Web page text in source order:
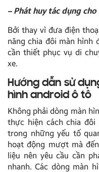
– Phát huy tác dụng
Bởi thay vì đưa điện
năng chia đôi màn hình
cần thiết phục vụ di
xe.
Hướng dẫn sử
hình android ô tô
Không phải dòng màn
thực hiện cách chia
trong những yếu tố
hoạt động mượt mà
liệu nên yêu cầu cần
nhanh. Các dòng màn